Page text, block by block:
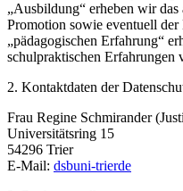
„Ausbildung“ erheben wir
Promotion sowie eventuell
„pädagogischen Erfahrung“
schulpraktischen Erfahrungen
2. Kontaktdaten der
Frau Regine Schmirander
Universitätsring 15
54296 Trier
E-Mail: dsbuni-trierde